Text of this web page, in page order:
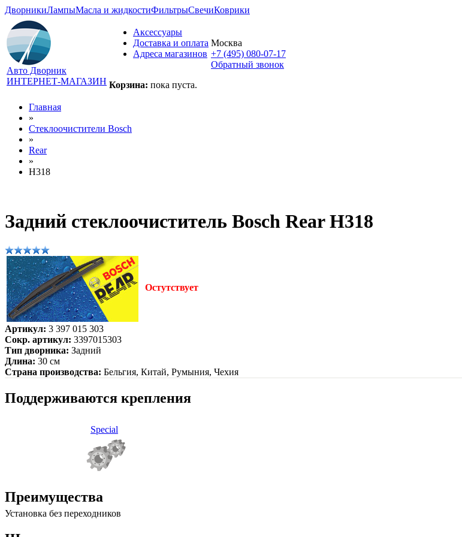
ДворникиЛампыМасла и жидкостиФильтрыСвечиКоврики
Авто Дворник
ИНТЕРНЕТ-МАГАЗИН
Аксессуары
Доставка и оплата
Адреса магазинов
Корзина: пока пуста.
Москва
+7 (495) 080-07-17
Обратный звонок
Главная
»
Стеклоочистители Bosch
»
Rear
»
H318
Задний стеклоочиститель Bosch Rear H318
Остутствует
Артикул: 3 397 015 303
Сокр. артикул: 3397015303
Тип дворника: Задний
Длина: 30 см
Страна производства: Бельгия, Китай, Румыния, Чехия
Поддерживаются крепления
Special
Преимущества
Установка без переходников